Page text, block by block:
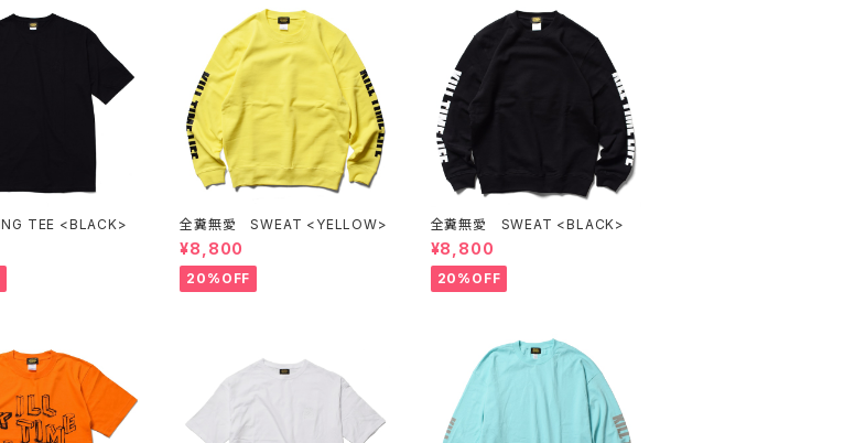
EVERYTHING TEE <BLACK> 全糞無愛 SWEAT <YELLOW>
¥8,800
20%OFF
全糞無愛 SWEAT <BLACK>
¥8,800
20%OFF